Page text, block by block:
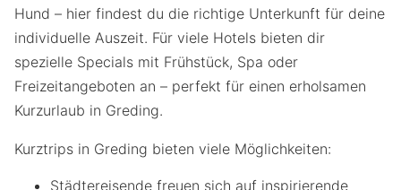
Hund – hier findest du die richtige Unterkunft für deine
individuelle Auszeit. Für viele Hotels bieten dir
spezielle Specials mit Frühstück, Spa oder
Freizeitangeboten an – perfekt für einen erholsamen
Kurzurlaub in Greding.
Kurztrips in Greding bieten viele Möglichkeiten:
Städtereisende freuen sich auf inspirierende